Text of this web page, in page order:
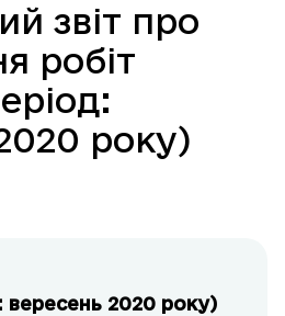
звіт про
робіт
року)
вересень 2020 року)